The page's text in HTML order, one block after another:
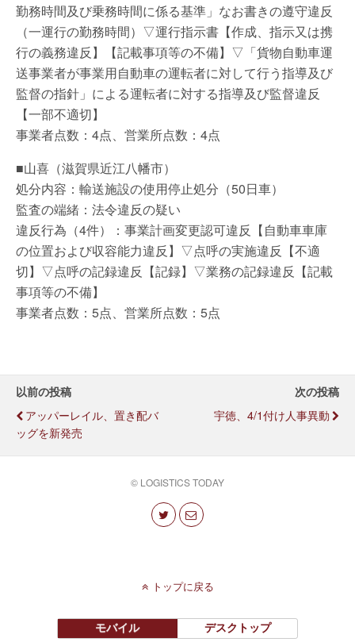
勤務時間及び乗務時間に係る基準」なお書きの遵守違反
（一運行の勤務時間）▽運行指示書【作成、指示又は携
行の義務違反】【記載事項等の不備】▽「貨物自動車運
送事業者が事業用自動車の運転者に対して行う指導及び
監督の指針」による運転者に対する指導及び監督違反
【一部不適切】
事業者点数：4点、営業所点数：4点
■山喜（滋賀県近江八幡市）
処分内容：輸送施設の使用停止処分（50日車）
監査の端緒：法令違反の疑い
違反行為（4件）：事業計画変更認可違反【自動車車庫
の位置および収容能力違反】▽点呼の実施違反【不適
切】▽点呼の記録違反【記録】▽業務の記録違反【記載
事項等の不備】
事業者点数：5点、営業所点数：5点
以前の投稿
アッパーレイル、置き配バ
ッグを新発売
次の投稿
宇徳、4/1付け人事異動
© LOGISTICS TODAY
トップに戻る
モバイル デスクトップ